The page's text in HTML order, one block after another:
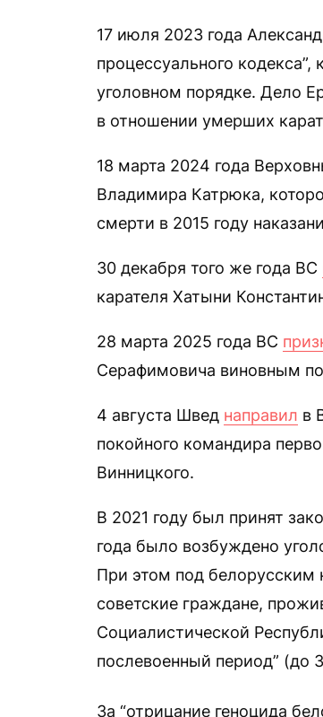
17 июля 2023 года
процессуального
уголовном порядке. Дело
в отношении умерших
18 марта 2024 года
Владимира Катрюка,
смерти в 2015 году
30 декабря того же года ВС
карателя Хатыни
28 марта 2025 года ВС
Серафимовича виновным по
4 августа Швед направил в
покойного командира
Винницкого.
В 2021 году был принят
года было возбуждено
При этом под белорусским
советские граждане,
Социалистической
послевоенный период” (до
За “отрицание геноцида